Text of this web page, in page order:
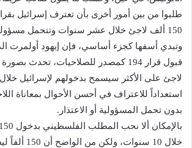
150 ألف لاجئ خلال عشر سنوات وتتحمل
وتبدي أسفها كجزء أساسي، فإن إيهود أولمرت
استعداداً للاعتراف في أحسن الأحوال بمعاناة
بدون تحمل المسؤولية أو الاعتذار.
خلال 10 سنوات،